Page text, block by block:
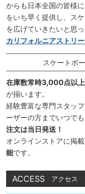
からも日本全国の皆様に
をいち早く提供し、ス
を広げていきたいと思っ
カリフォルニアストリ
スケートボ
在庫数常時3,000点以上
が揃います。
経験豊富な専門スタッ
ーザーの方までいつで
注文は当日発送！
オンラインストアに掲
能です。
ACCESS アクセス